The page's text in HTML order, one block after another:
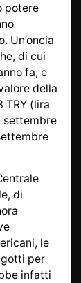
Individua
potere
Un’oncia
di cui
fa, e
della
TRY (lira
settembre
di
le
per
infatti